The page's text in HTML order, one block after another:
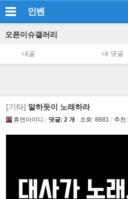
인벤
오픈이슈갤러리
내글 내 댓글
[기타] 말하듯이 노래하라
휴면아이디 댓글: 2 개 조회: 8881 추천: